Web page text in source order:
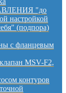
"до
настройкой
(подпора)
с фланцевым
MSV-F2,
контуров